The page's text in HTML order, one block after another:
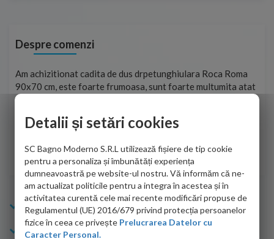
Despre comenzi
Am achizitionat cadita de dus drpetunghiulara Roca Roma
90x70 cm, este foarte frumoasa, sunt foarte multumita atat
de personalul firmei dvs. cu care am colaborat in obtinerea
adus coletul in siguranta.Numai bine, va doresc!
Sofrone Viviana -28.07.2026
Info Bagno
Cumparaturi
Detalii și setări cookies
SC Bagno Moderno S.R.L utilizează fișiere de tip cookie
pentru a personaliza și îmbunătăți experiența
dumneavoastră pe website-ul nostru. Vă informăm că ne-
am actualizat politicile pentru a integra în acestea și în
activitatea curentă cele mai recente modificări propuse de
Regulamentul (UE) 2016/679 privind protecția persoanelor
fizice în ceea ce privește Prelucrarea Datelor cu
Caracter Personal.